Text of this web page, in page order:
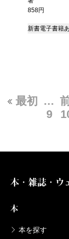
858円
新書電子書籍
最初 …
9
本・雑誌・ウ
本
本を探す